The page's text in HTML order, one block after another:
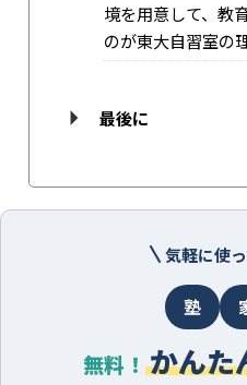
境を用意して、教
のが東大自習室の
最後に
気軽に使
塾
無料！ かんた